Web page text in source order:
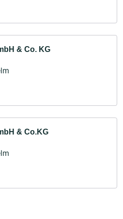
& Co. KG
& Co.KG